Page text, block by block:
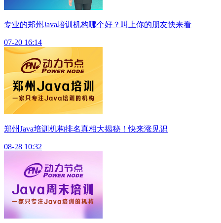
专业的郑州Java培训机构哪个好？叫上你的朋友快来看
07-20 16:14
郑州Java培训机构排名真相大揭秘！快来涨见识
08-28 10:32